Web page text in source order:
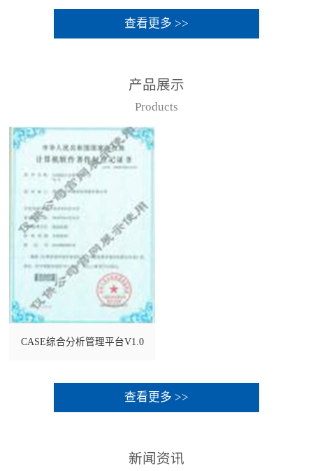
查看更多 >>
产品展示
Products
CASE综合分析管理平台V1.0
查看更多 >>
新闻资讯